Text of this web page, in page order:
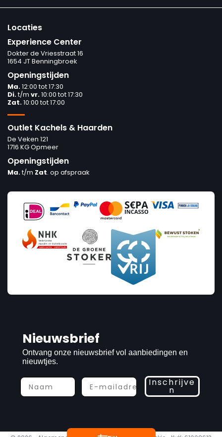
Vermogen
1
Rookfilter
Locaties
Experience Center
Dokter de Vriesstraat 16
1654 JT Benningbroek
Openingstijden
Ma.12:00 tot 17:30
Di.t/m vr.10:00 tot 17:30
Zat.10:00 tot 17:00
Outlet Kachels & Haarden
De Veken 121
1716 KG Opmeer
Openingstijden
Ma.t/m Zat. op afspraak
Nieuwsbrief
Ontvang onze nieuwsbrief vol aanbiedingen en
nieuwtjes.
Inschrijve
n